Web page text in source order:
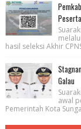
hasil seleksi Akhir
Galau
awal
Pemerintah Kota